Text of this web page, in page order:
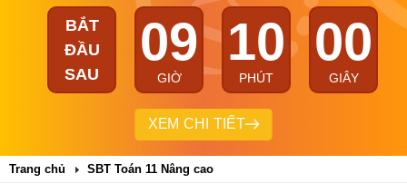
BẮT
ĐẦU
SAU
09
GIỜ
09
PHÚT
59
GIÂY
XEM CHI TIẾT
Trang chủ SBT Toán 11 Nâng cao